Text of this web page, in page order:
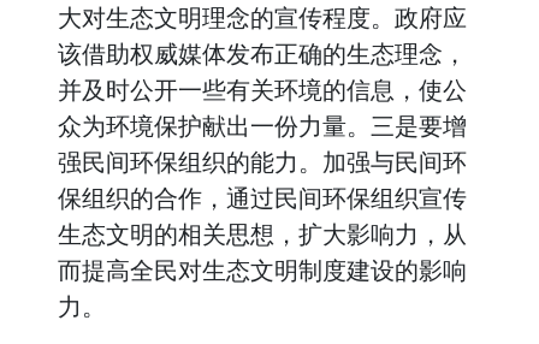
大对生态文明理念的宣传程度。政府应
该借助权威媒体发布正确的生态理念，
并及时公开一些有关环境的信息，使公
众为环境保护献出一份力量。三是要增
强民间环保组织的能力。加强与民间环
保组织的合作，通过民间环保组织宣传
生态文明的相关思想，扩大影响力，从
而提高全民对生态文明制度建设的影响
力。